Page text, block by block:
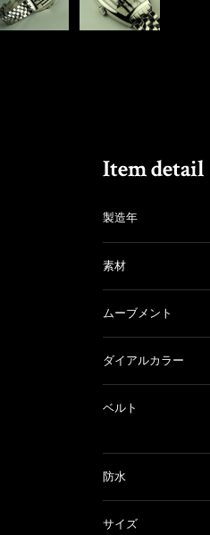
製造年
素材
ムーブメント
ダイアルカラー
ベルト
防水
サイズ